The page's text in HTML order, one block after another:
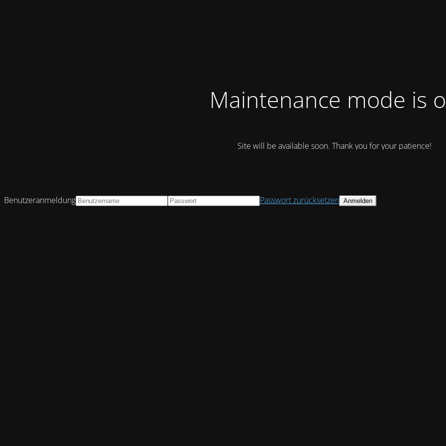
Maintenance mode is
Site will be available soon. Thank you for your patience!
Benutzeranmeldung Passwort zurücksetzen